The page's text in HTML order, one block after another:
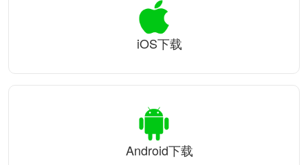
iOS下载
Android下载